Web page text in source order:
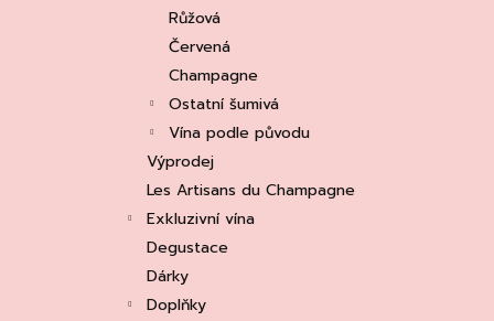
Růžová
Červená
Champagne
Ostatní šumivá
Vína podle původu
Výprodej
Les Artisans du Champagne
Exkluzivní vína
Degustace
Dárky
Doplňky
ASOLO PROSECCO SUPERIORE DOCG
BRUT, MARTIGNAGO
253 Kč
Původně: 335 Kč